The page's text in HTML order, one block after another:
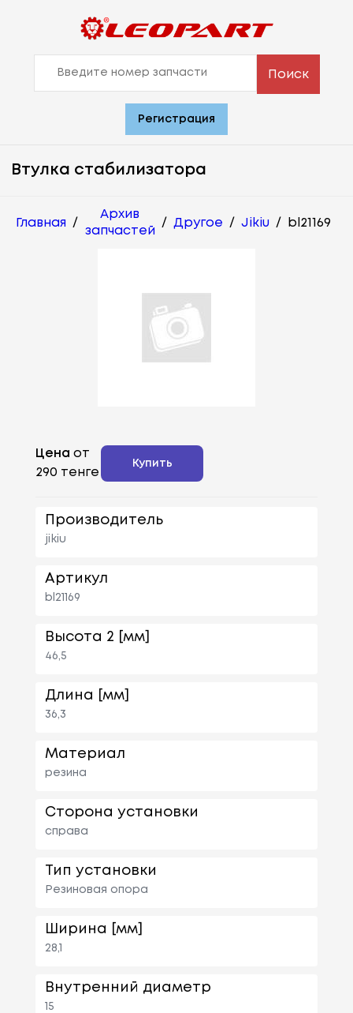
Поиск
Регистрация
Втулка стабилизатора
Главная /
Архив
запчастей
/ Другое / Jikiu / bl21169
Цена от
290 тенге
Купить
Производитель
jikiu
Артикул
bl21169
Высота 2 [мм]
46,5
Длина [мм]
36,3
Материал
резина
Сторона установки
справа
Тип установки
Резиновая опора
Ширина [мм]
28,1
Внутренний диаметр
15